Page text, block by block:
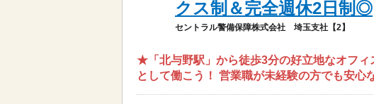
クス制＆完全週休2日制◎
セントラル警備保障株式会社 埼玉支社【2】
★「北与野駅」から徒歩3分の好立地なオフィ
として働こう！ 営業職が未経験の方でも安心